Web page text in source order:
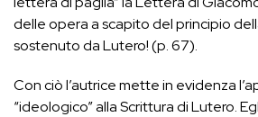
delle opera a scapito del principio
sostenuto da Lutero! (p. 67).
Con ciò l’autrice mette in evidenza
“ideologico” alla Scrittura di Lutero.